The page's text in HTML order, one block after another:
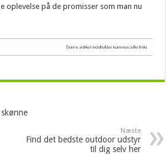
oplevelse på de promisser som man nu
Næste
Find det bedste outdoor udstyr
til dig selv her